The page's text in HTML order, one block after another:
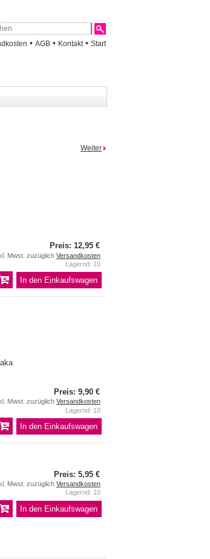
• AGB • Kontakt • Start
Weiter
Preis: 12,95 €
Mwst. zuzüglich Versandkosten
Lagernd: 10
Preis: 9,90 €
Mwst. zuzüglich Versandkosten
Lagernd: 10
Preis: 5,95 €
Mwst. zuzüglich Versandkosten
Lagernd: 10